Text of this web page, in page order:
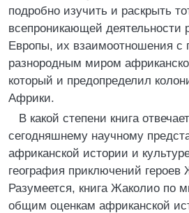
подробно изучить и раскрыть
всепроникающей деятельности
Европы, их взаимоотношения с
разнородным миром
который и предопределил
Африки.
В какой степени книга
сегодняшнему научному
африканской истории и
география приключений героев
Разумеется, книга Жаколио по
общим оценкам африканской